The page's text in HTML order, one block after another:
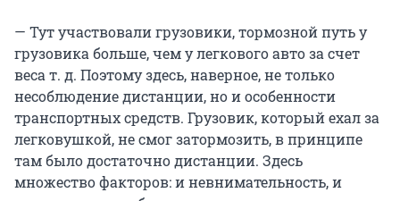
— Тут участвовали грузовики, тормозной путь у
грузовика больше, чем у легкового авто за счет
веса т. д. Поэтому здесь, наверное, не только
несоблюдение дистанции, но и особенности
транспортных средств. Грузовик, который ехал за
легковушкой, не смог затормозить, в принципе
там было достаточно дистанции. Здесь
множество факторов: и невнимательность, и